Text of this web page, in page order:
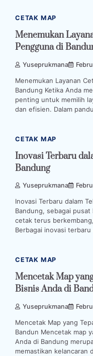
CETAK MAP
Menemukan
Pengguna di
Yuseprukmana
Menemukan Layanan
Bandung Ketika Anda
penting untuk memilih
dan efisien. Dalam
CETAK MAP
Inovasi Terbaru
Bandung
Yuseprukmana
Inovasi Terbaru dalam
Bandung, sebagai
cetak terus
Berbagai inovasi
CETAK MAP
Mencetak Map
Bisnis Anda di
Yuseprukmana
Mencetak Map yang
Bandun Mencetak map
Anda di Bandung
memastikan kelancaran